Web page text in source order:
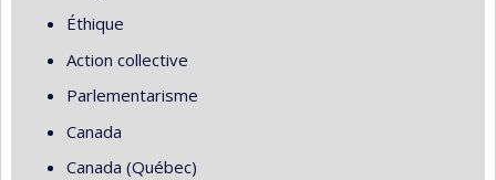
Éthique
Action collective
Parlementarisme
Canada
Canada (Québec)